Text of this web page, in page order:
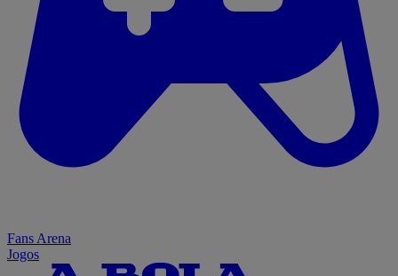
Fans Arena
Jogos